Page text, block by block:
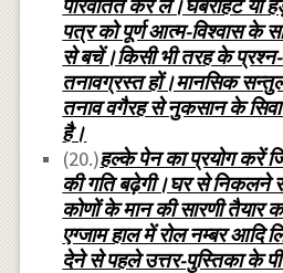
परिवर्तित कर लें।घबराहट
पत्र को पूर्ण आत्म-विश्वास के
से बचें।किसी भी तरह के
तनावग्रस्त हों।मानसिक
तनाव वगैरह से नुकसान के
है।
(20.)हल्के पेन का प्रयोग करें
की गति बढ़ेगी।घर से निकलने
कोणों के मान की सारणी
एग्जाम हाल में रोल नम्बर आदि
देने से पहले उत्तर-पुस्तिका के